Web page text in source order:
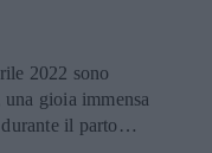
2022 sono
gioia immensa
il parto